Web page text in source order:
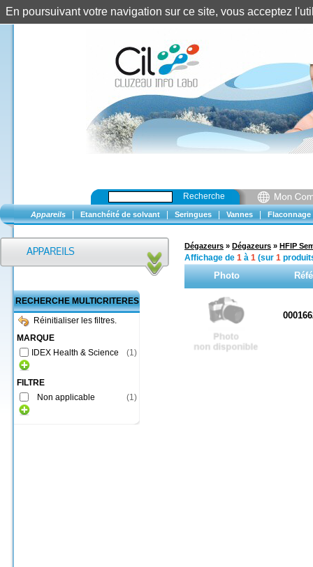
Recherche
Appareils Etanchéité de solvant Seringues Vannes Flaconnage
RECHERCHE MULTICRITERES
Réinitialiser les filtres.
MARQUE
IDEX Health & Science
(1)
FILTRE
Non applicable
(1)
Dégazeurs » Dégazeurs » HFIP
Affichage de 1 à 1 (sur 1
Photo
En poursuivant votre navigation sur ce site, vous acceptez